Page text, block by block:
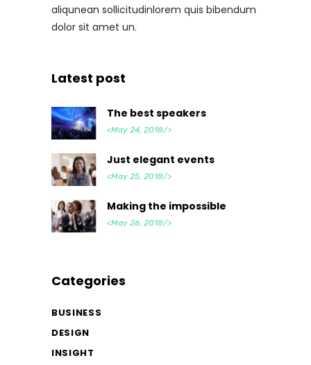
aliqunean sollicitudinlorem quis bibendum
dolor sit amet un.
Latest post
The best speakers
<May 24, 2018/>
Just elegant events
<May 25, 2018/>
Making the impossible
<May 26, 2018/>
Categories
BUSINESS
DESIGN
INSIGHT